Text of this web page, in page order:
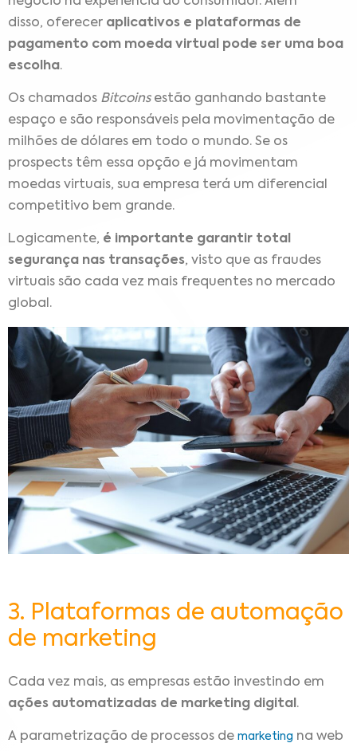
disso, oferecer aplicativos e plataformas de
pagamento com moeda virtual pode ser uma boa
escolha.
Os chamados Bitcoinsestão ganhando bastante
espaço e são responsáveis pela movimentação de
milhões de dólares em todo o mundo. Se os
prospects têm essa opção e já movimentam
moedas virtuais, sua empresa terá um diferencial
competitivo bem grande.
Logicamente, é importante garantir total
segurança nas transações, visto que as fraudes
virtuais são cada vez mais frequentes no mercado
global.
3. Plataformas de automação
de marketing
Cada vez mais, as empresas estão investindo em
ações automatizadas de marketing digital .
A parametrização de processos de marketing na web